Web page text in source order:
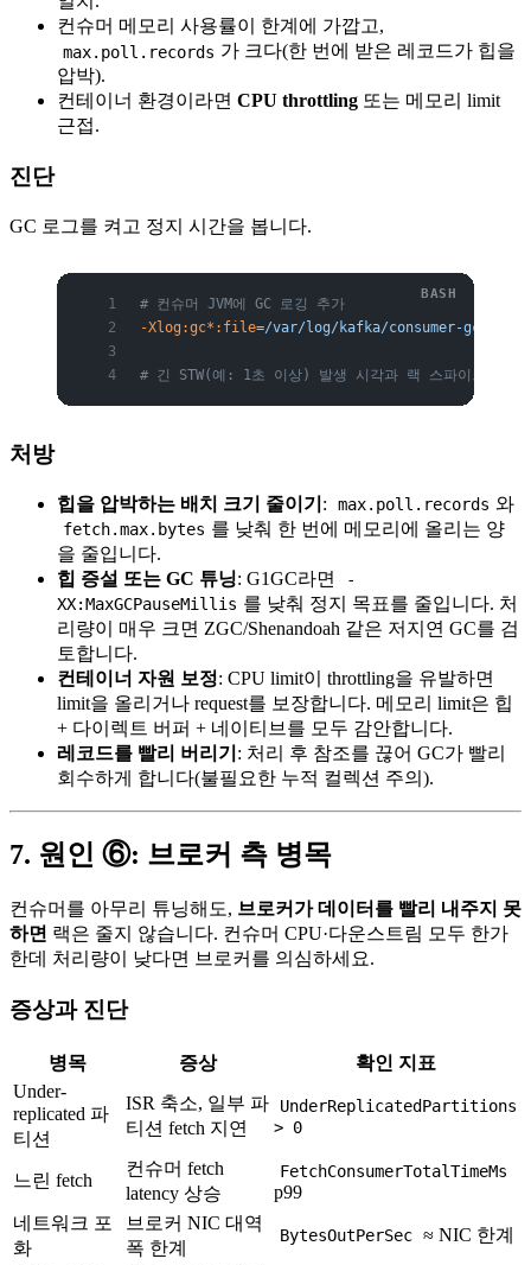
컨슈머 메모리 사용률이 한계에 가깝고,
max.poll.records 가 크다(한 번에 받은 레코드가 힙을
압박).
컨테이너 환경이라면 CPU throttling 또는 메모리 limit
근접.
진단
GC 로그를 켜고 정지 시간을 봅니다.
# 컨슈머 JVM에 GC 로깅 추가
-Xlog:gc*:file=/var/log/kafka/consumer-
# 긴 STW(예: 1초 이상) 발생 시각과 랙 스파이크 시각
처방
힙을 압박하는 배치 크기 줄이기 : max.poll.records 와
fetch.max.bytes 를 낮춰 한 번에 메모리에 올리는 양
을 줄입니다.
힙 증설 또는 GC 튜닝: G1GC라면
-
XX:MaxGCPauseMillis 를 낮춰 정지 목표를 줄입니다. 처
리량이 매우 크면 ZGC/Shenandoah 같은 저지연 GC를 검
토합니다.
컨테이너 자원 보정: CPU limit이 throttling을 유발하면
limit을 올리거나 request를 보장합니다. 메모리 limit은 힙
+ 다이렉트 버퍼 + 네이티브를 모두 감안합니다.
레코드를 빨리 버리기 : 처리 후 참조를 끊어 GC가 빨리
회수하게 합니다(불필요한 누적 컬렉션 주의).
7. 원인 ⑥: 브로커 측 병목
컨슈머를 아무리 튜닝해도, 브로커가 데이터를 빨리 내주지 못
하면 랙은 줄지 않습니다. 컨슈머 CPU·다운스트림 모두 한가
한데 처리량이 낮다면 브로커를 의심하세요.
증상과 진단
병목 증상
확인 지표
Under-
replicated 파
티션
ISR 축소, 일부 파
티션 fetch 지연
UnderReplicatedPartitions
> 0
느린 fetch
컨슈머 fetch
latency 상승
FetchConsumerTotalTimeMs
p99
네트워크 포
화
브로커 NIC 대역
폭 한계
BytesOutPerSec ≈ NIC 한계